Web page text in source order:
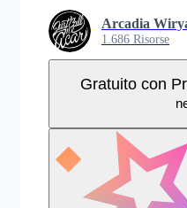
Arcadia
1.686 Risorse
Gratuito con